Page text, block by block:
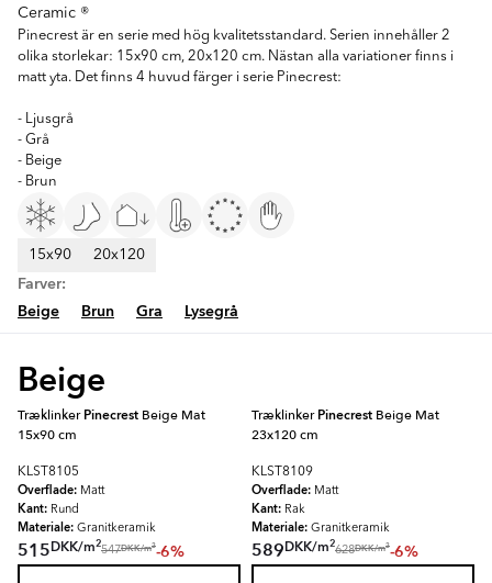
Ceramic ®
Pinecrest är en serie med hög kvalitetsstandard. Serien innehåller 2
olika storlekar: 15x90 cm, 20x120 cm. Nästan alla variationer finns i
matt yta. Det finns 4 huvud färger i serie Pinecrest:
- Ljusgrå
- Grå
- Beige
- Brun
15x90 20x120
Farver:
Beige
Brun Gra Lysegrå
Beige
TræklinkerPinecrest Beige Mat
15x90 cm
KLST8105
Overflade: Matt
Kant: Rund
Materiale: Granitkeramik
515DKK/m2
547DKK/m2-6%
TræklinkerPinecrest Beige Mat
23x120 cm
KLST8109
Overflade: Matt
Kant: Rak
Materiale: Granitkeramik
589DKK/m2
628DKK/m2-6%